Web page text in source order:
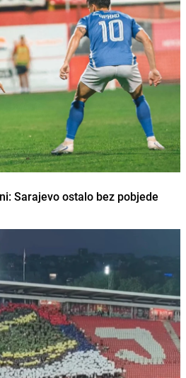
Sarajevo ostalo bez pobjede